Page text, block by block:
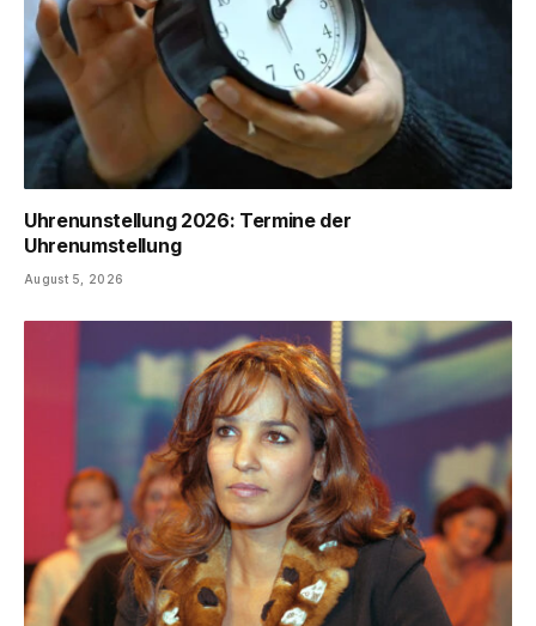
Uhrenunstellung 2026: Termine der
Uhrenumstellung
August 5, 2026